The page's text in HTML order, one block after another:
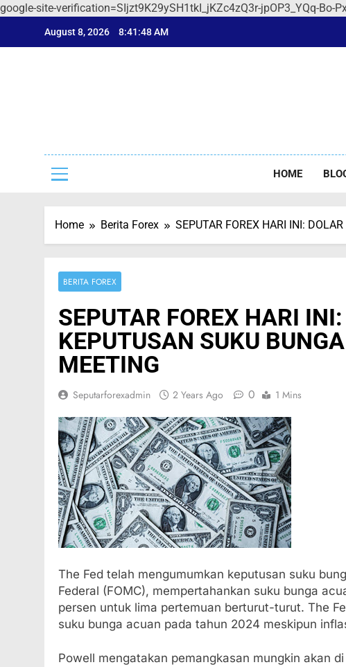
google-site-verification=SIjzt9K29ySH1tkI_jKZc4zQ3r-jpOP3_YQq-Bo-
August 8, 2026 8:41:48 AM
HOME
Home Berita Forex SEPUTAR FOREX HARI INI:
BERITA FOREX
SEPUTAR FOREX HARI
KEPUTUSAN SUKU
MEETING
Seputarforexadmin 2 Years Ago 0 1 Mins
The Fed telah mengumumkan keputusan suku
Federal (FOMC), mempertahankan suku bunga
persen untuk lima pertemuan berturut-turut. The
suku bunga acuan pada tahun 2024 meskipun
Powell mengatakan pemangkasan mungkin akan